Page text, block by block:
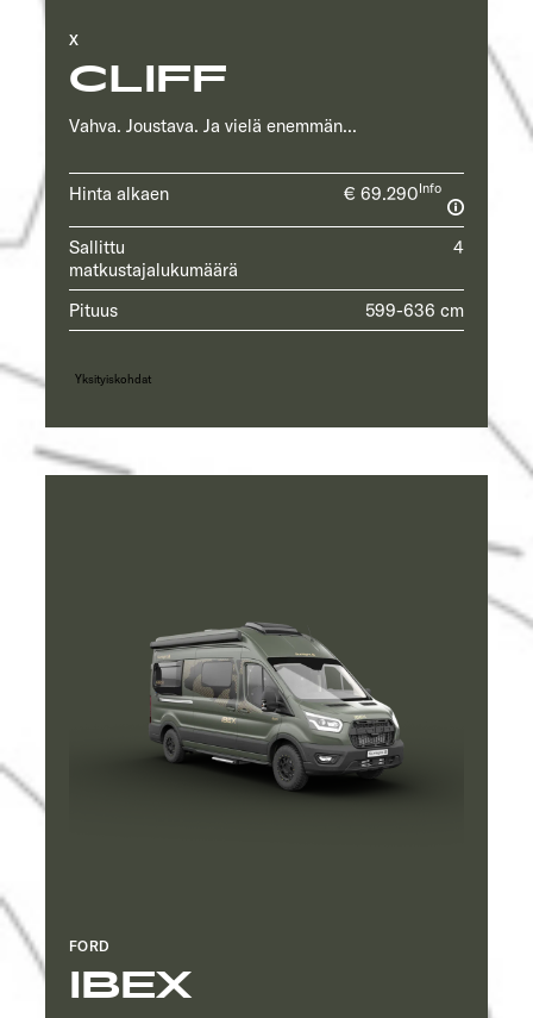
CLIFF
X
Vahva. Joustava. Ja vielä enemmän...
Hinta alkaen € 69.290Info
Sallittu
matkustajalukumäärä
4
Pituus 599-636 cm
Yksityiskohdat
IBEX
FORD